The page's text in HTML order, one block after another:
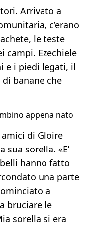
Arrivato a
c’erano
le teste
campi. Ezechiele
e i piedi legati, il
di banane che
appena nato
di Gloire
sua sorella. «E’
hanno fatto
una parte
a
bruciare le
sorella si era